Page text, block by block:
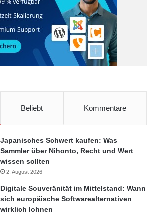
Beliebt Kommentare
Japanisches Schwert kaufen: Was
Sammler über Nihonto, Recht und Wert
wissen sollten
2. August 2026
Digitale Souveränität im Mittelstand: Wann
sich europäische Softwarealternativen
wirklich lohnen